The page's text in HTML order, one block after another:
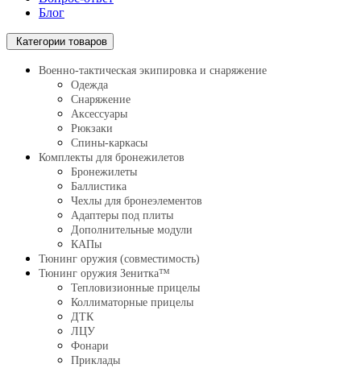
Блог
Категории товаров
Военно-тактическая экипировка и снаряжение
Одежда
Снаряжение
Аксессуары
Рюкзаки
Спины-каркасы
Комплекты для бронежилетов
Бронежилеты
Баллистика
Чехлы для бронеэлементов
Адаптеры под плиты
Дополнительные модули
КАПы
Тюнинг оружия (совместимость)
Тюнинг оружия Зенитка™
Тепловизионные прицелы
Коллиматорные прицелы
ДТК
ЛЦУ
Фонари
Приклады